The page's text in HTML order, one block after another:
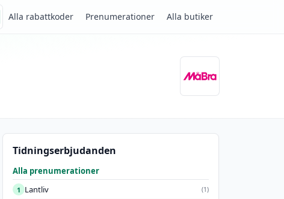
Alla rabattkoder Prenumerationer Alla butiker
Tidningserbjudanden
Alla prenumerationer
1 Lantliv (1)